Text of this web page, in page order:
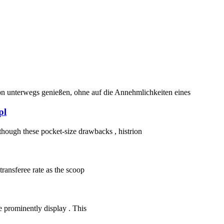
genießen, ohne auf die Annehmlichkeiten eines
these pocket-size drawbacks , histrion
rate as the scoop
prominently display . This